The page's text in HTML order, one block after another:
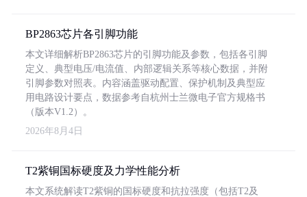
BP2863芯片各引脚功能
本文详细解析BP2863芯片的引脚功能及参数，包括各引脚
定义、典型电压/电流值、内部逻辑关系等核心数据，并附
引脚参数对照表。内容涵盖驱动配置、保护机制及典型应
用电路设计要点，数据参考自杭州士兰微电子官方规格书
（版本V1.2）。
2026年8月4日
T2紫铜国标硬度及力学性能分析
本文系统解读T2紫铜的国标硬度和抗拉强度（包括T2及